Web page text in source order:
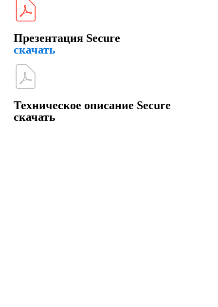
Презентация Secure
скачать
Техническое описание Secure
скачать